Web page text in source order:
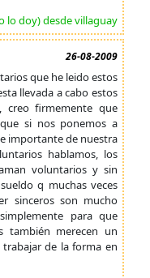
lo doy) desde villaguay
26-08-2009
que he leido estos
llevada a cabo estos
creo firmemente que
si nos ponemos a
importante de nuestra
hablamos, los
voluntarios y sin
q muchas veces
sinceros son mucho
para que
también merecen un
de la forma en